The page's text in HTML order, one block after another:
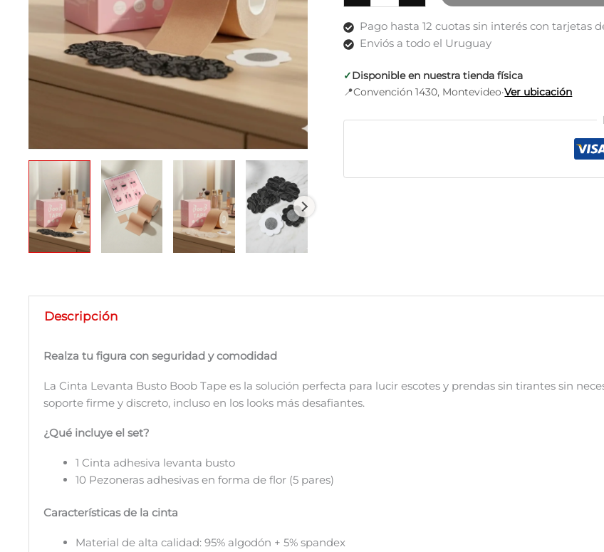
levanta
busto
Boob
adhesiva
+
Pago hasta 12 cuotas sin interés con tarjetas
Enviós a todo el Uruguay
✓Disponible en nuestra tienda física
📍Convención 1430, Montevideo·Ver ubicación
Descripción
Realza tu figura con seguridad y comodidad
La Cinta Levanta Busto Boob Tape es la solución perfecta para lucir escotes y prendas sin tirantes sin
soporte firme y discreto, incluso en los looks más desafiantes.
¿Qué incluye el set?
1 Cinta adhesiva levanta busto
10 Pezoneras adhesivas en forma de flor (5 pares)
Características de la cinta
Material de alta calidad: 95% algodón + 5% spandex